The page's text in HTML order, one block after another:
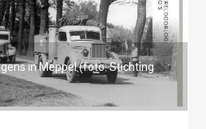
in Meppel (foto: Stichting